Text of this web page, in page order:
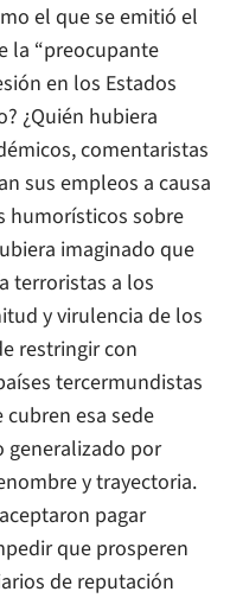
el que se emitió el
la “preocupante
en los Estados
¿Quién hubiera
comentaristas
sus empleos a causa
humorísticos sobre
imaginado que
terroristas a los
y virulencia de los
restringir con
tercermundistas
esa sede
generalizado por
y trayectoria.
pagar
que prosperen
de reputación